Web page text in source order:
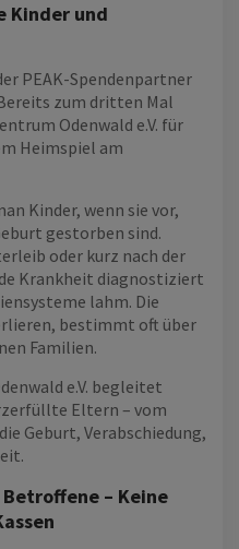
Kinder und
PEAK-Spendenpartner
zum dritten Mal
Odenwald e.V. für
Heimspiel am
Kinder, wenn sie vor,
gestorben sind.
oder kurz nach der
Krankheit diagnostiziert
lahm. Die
bestimmt oft über
Familien.
e.V. begleitet
Eltern – vom
Geburt, Verabschiedung,
– Keine